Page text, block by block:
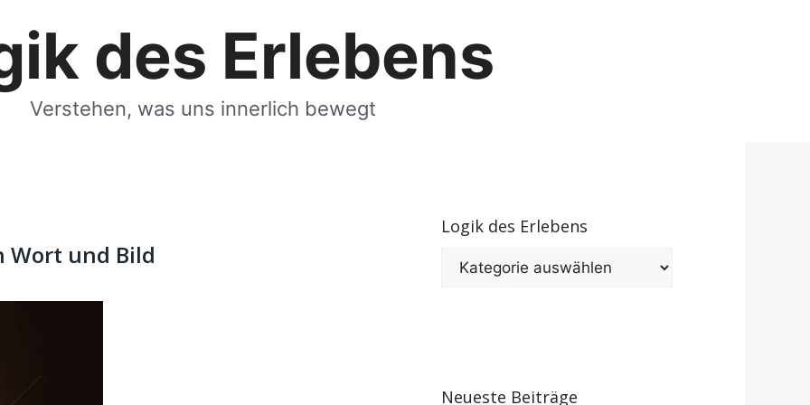
des Erlebens
Verstehen, was uns innerlich bewegt
Wort und Bild
Logik des Erlebens
Logik
Neueste Beiträge